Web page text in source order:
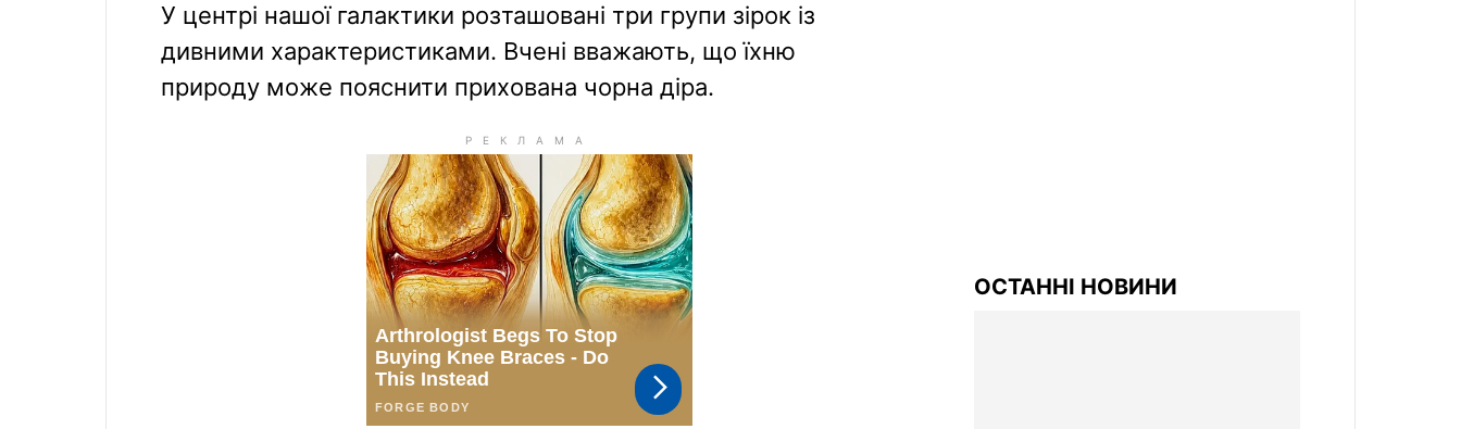
У центрі нашої галактики розташовані три групи зірок із
дивними характеристиками. Вчені вважають, що їхню
природу може пояснити прихована чорна діра.
ОСТАННІ НОВИНИ